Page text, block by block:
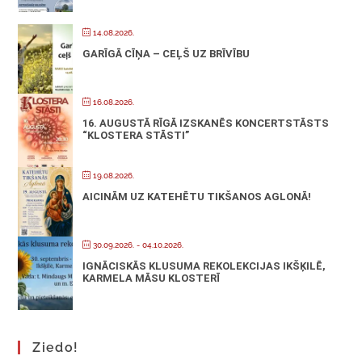
14.08.2026.
GARĪGĀ CĪŅA – CEĻŠ UZ BRĪVĪBU
16.08.2026.
16. AUGUSTĀ RĪGĀ IZSKANĒS KONCERTSTĀSTS
“KLOSTERA STĀSTI”
19.08.2026.
AICINĀM UZ KATEHĒTU TIKŠANOS AGLONĀ!
30.09.2026. - 04.10.2026.
IGNĀCISKĀS KLUSUMA REKOLEKCIJAS IKŠĶILĒ,
KARMELA MĀSU KLOSTERĪ
Ziedo!